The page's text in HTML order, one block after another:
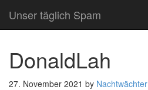
Unser täglich Spam
DonaldLah
27. November 2021 by Nachtwächter